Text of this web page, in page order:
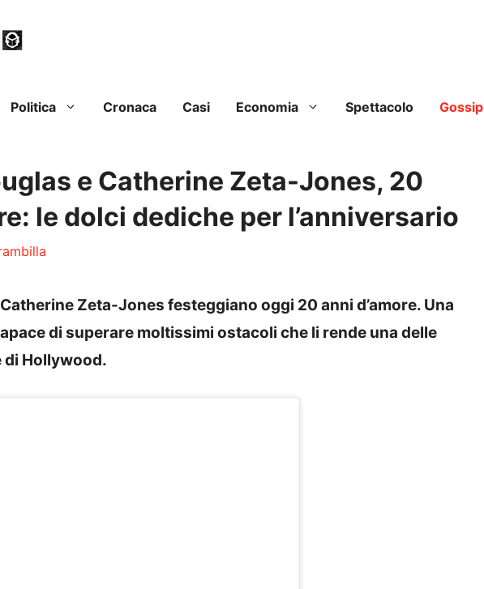
Politica Cronaca Casi Economia Spettacolo Gossip
e Catherine Zeta-Jones, 20
le dolci dediche per l’anniversario
Zeta-Jones festeggiano oggi 20 anni d’amore. Una
di superare moltissimi ostacoli che li rende una delle
di Hollywood.